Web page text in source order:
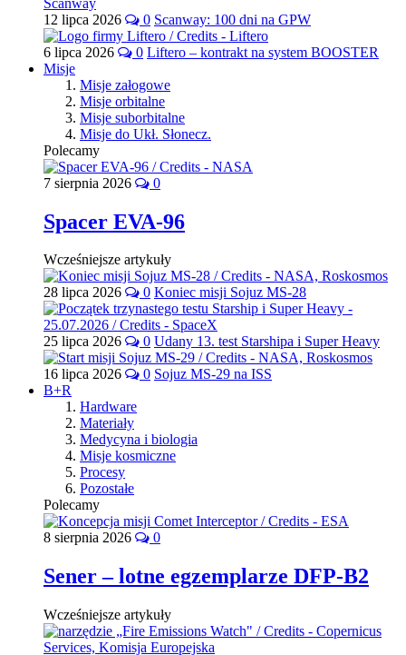
12 lipca 2026 0 Scanway: 100 dni na GPW
6 lipca 2026 0 Liftero – kontrakt na system BOOSTER
Misje
Misje załogowe
Misje orbitalne
Misje suborbitalne
Misje do Ukł. Słonecz.
Polecamy
7 sierpnia 2026 0
Spacer EVA-96
Wcześniejsze artykuły
28 lipca 2026 0 Koniec misji Sojuz MS-28
25 lipca 2026 0 Udany 13. test Starshipa i Super Heavy
16 lipca 2026 0 Sojuz MS-29 na ISS
B+R
Hardware
Materiały
Medycyna i biologia
Misje kosmiczne
Procesy
Pozostałe
Polecamy
8 sierpnia 2026 0
Sener – lotne egzemplarze DFP-B2
Wcześniejsze artykuły